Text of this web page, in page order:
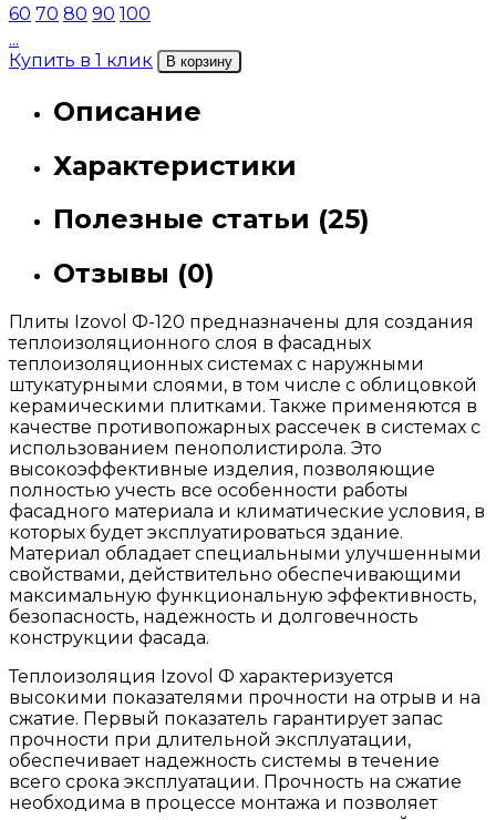
60 70 80 90 100
...
Купить в 1 клик
В корзину
Описание
Характеристики
Полезные статьи (25)
Отзывы (0)
Плиты Izovol Ф-120 предназначены для создания
теплоизоляционного слоя в фасадных
теплоизоляционных системах с наружными
штукатурными слоями, в том числе с облицовкой
керамическими плитками. Также применяются в
качестве противопожарных рассечек в системах с
использованием пенополистирола. Это
высокоэффективные изделия, позволяющие
полностью учесть все особенности работы
фасадного материала и климатические условия, в
которых будет эксплуатироваться здание.
Материал обладает специальными улучшенными
свойствами, действительно обеспечивающими
максимальную функциональную эффективность,
безопасность, надежность и долговечность
конструкции фасада.
Теплоизоляция Izovol Ф характеризуется
высокими показателями прочности на отрыв и на
сжатие. Первый показатель гарантирует запас
прочности при длительной эксплуатации,
обеспечивает надежность системы в течение
всего срока эксплуатации. Прочность на сжатие
необходима в процессе монтажа и позволяет